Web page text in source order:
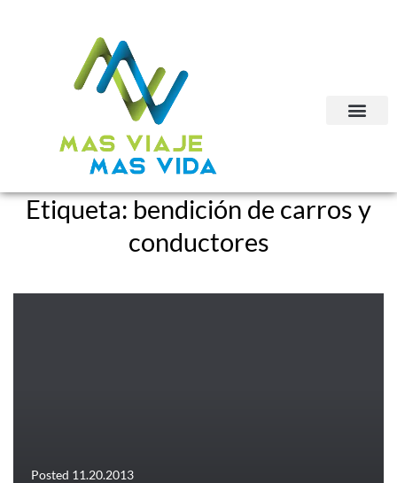
Etiqueta:bendición de carros y
conductores
Posted 11.20.2013